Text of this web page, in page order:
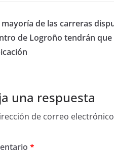
mayoría de las carreras
de Logroño tendrán
una respuesta
de correo
*